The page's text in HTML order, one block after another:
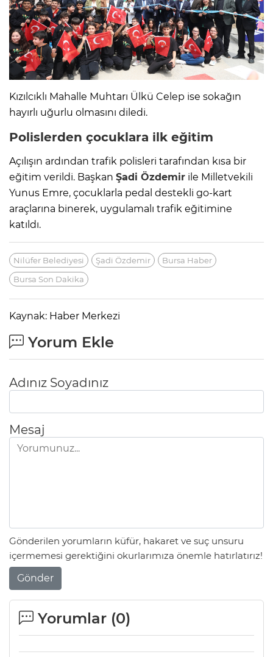
Kızılcıklı Mahalle Muhtarı Ülkü Celep ise sokağın
hayırlı uğurlu olmasını diledi.
Polislerden çocuklara ilk eğitim
Açılışın ardından trafik polisleri tarafından kısa bir
eğitim verildi. Başkan Şadi Özdemir ile Milletvekili
Yunus Emre, çocuklarla pedal destekli go-kart
araçlarına binerek, uygulamalı trafik eğitimine
katıldı.
Nilüfer Belediyesi Şadi Özdemir
Bursa Haber
Bursa Son Dakika
Kaynak: Haber Merkezi
Yorum Ekle
Adınız Soyadınız
Mesaj
Gönderilen yorumların küfür, hakaret ve suç unsuru
içermemesi gerektiğini okurlarımıza önemle hatırlatırız!
Gönder
Yorumlar (0)